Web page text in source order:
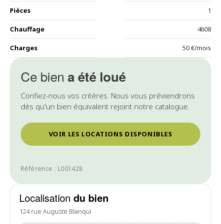
Ce bien a été loué
Confiez-nous vos critères. Nous vous préviendrons
dès qu'un bien équivalent rejoint notre catalogue.
VOIR LES LOCATIONS DISPONIBLES
Référence : L001428
Localisation du bien
124 rue Auguste Blanqui
Pièces 1
Chauffage 4608
Charges 50 €/mois